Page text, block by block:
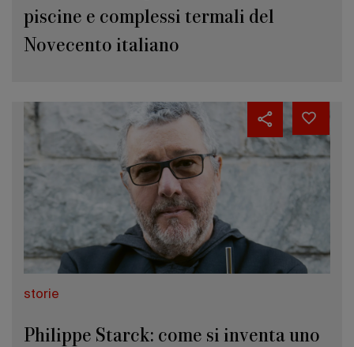
piscine e complessi termali del
Novecento italiano
storie
Philippe Starck: come si inventa uno